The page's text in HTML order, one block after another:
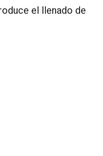
el llenado de